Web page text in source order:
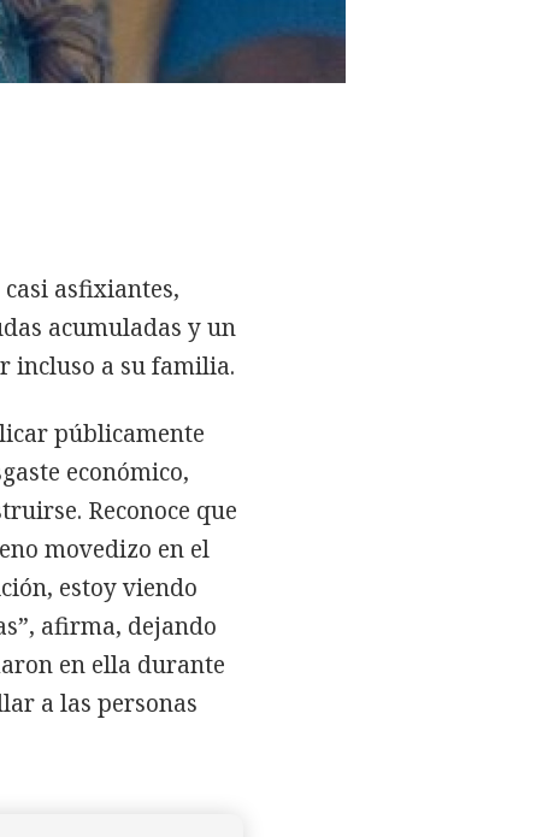
asfixiantes,
acumuladas y un
incluso a su familia.
públicamente
económico,
Reconoce que
movedizo en el
estoy viendo
afirma, dejando
en ella durante
a las personas